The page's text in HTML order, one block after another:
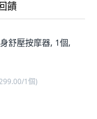
舒壓按摩器, 1個,
1個)